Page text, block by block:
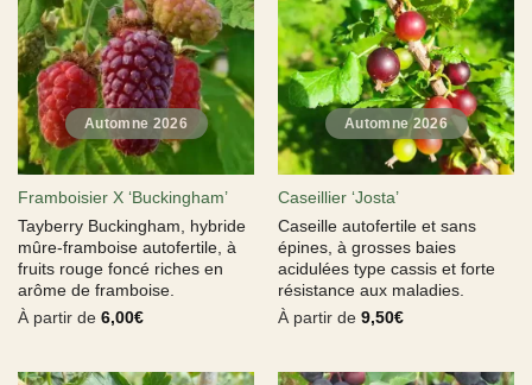
Framboisier X ‘Buckingham’
Tayberry Buckingham, hybride
mûre-framboise autofertile, à
fruits rouge foncé riches en
arôme de framboise.
À partir de 6,00€
Caseillier ‘Josta’
Caseille autofertile et sans
épines, à grosses baies
acidulées type cassis et forte
résistance aux maladies.
À partir de 9,50€